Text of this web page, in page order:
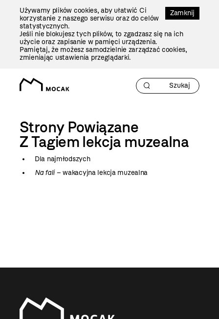
Zamknij
Używamy plików cookies, aby ułatwić Ci
korzystanie z naszego serwisu oraz do celów
statystycznych.
Jeśli nie blokujesz tych plików, to zgadzasz się na ich
użycie oraz zapisanie w pamięci urządzenia.
Pamiętaj, że możesz samodzielnie zarządzać cookies,
zmieniając ustawienia przeglądarki.
Strony Powiązane
Z Tagiem lekcja muzealna
Dla najmłodszych
Na fali– wakacyjna lekcja muzealna